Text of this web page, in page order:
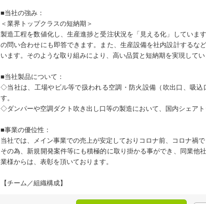
■当社の強み：
＜業界トップクラスの短納期＞
製造工程を数値化し、生産進捗と受注状況を「見える化」していま
の問い合わせにも即答できます。また、生産設備を社内設計するな
います。そのような取り組みにより、高い品質と短納期を実現してい
■当社製品について：
◇当社は、工場やビル等で扱われる空調・防火設備（吹出口、吸
す。
◇ダンパーや空調ダクト吹き出し口等の製造において、国内シェアト
■事業の優位性：
当社では、メイン事業での売上が安定しておりコロナ前、コロナ禍で
その為、新規開発案件等にも積極的に取り掛かる事ができ、同業他
業様からは、表彰を頂いております。
【チーム／組織構成】